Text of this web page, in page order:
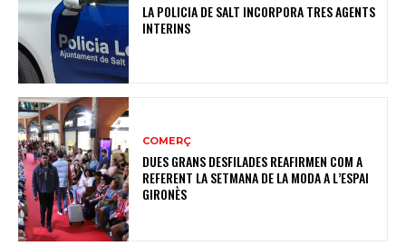
LA POLICIA DE SALT INCORPORA TRES AGENTS
INTERINS
COMERÇ
DUES GRANS DESFILADES REAFIRMEN COM A
REFERENT LA SETMANA DE LA MODA A L’ESPAI
GIRONÈS